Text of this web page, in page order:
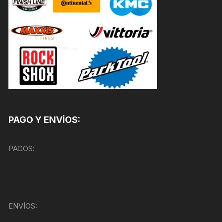
PAGO Y ENVÍOS:
PAGOS:
ENVÍOS: